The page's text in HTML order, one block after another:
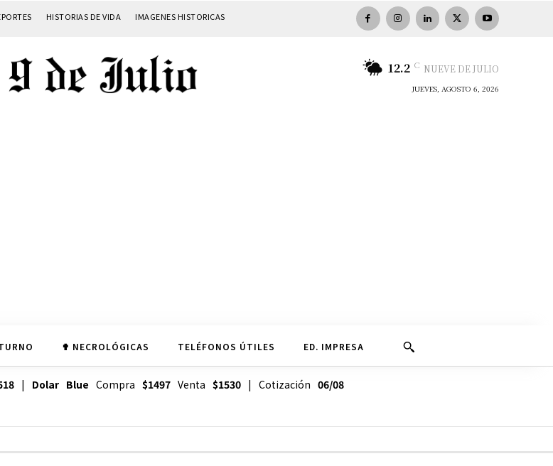
HISTORIAS DE VIDA IMAGENES HISTORICAS
12.2 C NUEVE DE JULIO
JUEVES, AGOSTO 6, 2026
✟ NECROLÓGICAS TELÉFONOS ÚTILES ED. IMPRESA
| Dolar Blue Compra $1497Venta $1530| Cotización 06/08